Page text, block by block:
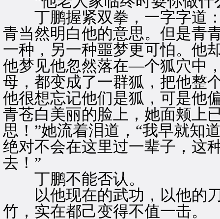
丁鹏握紧双拳，一字字道：
青当然明白他的意思。但是青
一种，另一种噩梦更可怕。他
他梦见他忽然落在—个狐穴中
母，都变成了一群狐，把他整
他很想忘记他们是狐，可是他
青苍白美丽的脸上，她面颊上
思！”她流着泪道，“我早就知
绝对不会在这里过一辈子，这
去！”
丁鹏不能否认。
以他现在的武功，以他的刀
竹，实在都己变得不值一击。